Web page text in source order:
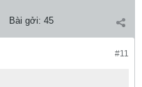
Bài gởi: 45
#11